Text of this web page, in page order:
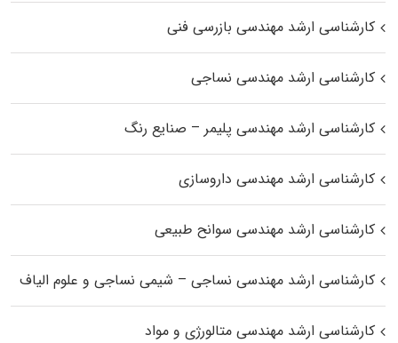
کارشناسی ارشد مهندسی بازرسی فنی
کارشناسی ارشد مهندسی نساجی
کارشناسی ارشد مهندسی پلیمر – صنایع رنگ
کارشناسی ارشد مهندسی داروسازی
کارشناسی ارشد مهندسی سوانح طبیعی
کارشناسی ارشد مهندسی نساجی – شیمی نساجی و علوم الیاف
کارشناسی ارشد مهندسی متالورژی و مواد